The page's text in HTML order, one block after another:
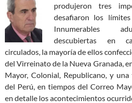
produjeron tres
desafiaron los
Innumerables
descubiertas en
circulados, la mayoría de ellos
del Virreinato de la Nueva Granada,
Mayor, Colonial, Republicano, y
del Perú, en tiempos del Correo
en detalle los acontecimientos